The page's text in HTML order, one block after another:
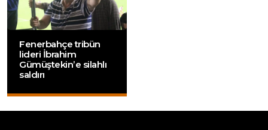
Fenerbahçe tribün
lideri İbrahim
Gümüştekin’e silahlı
saldırı